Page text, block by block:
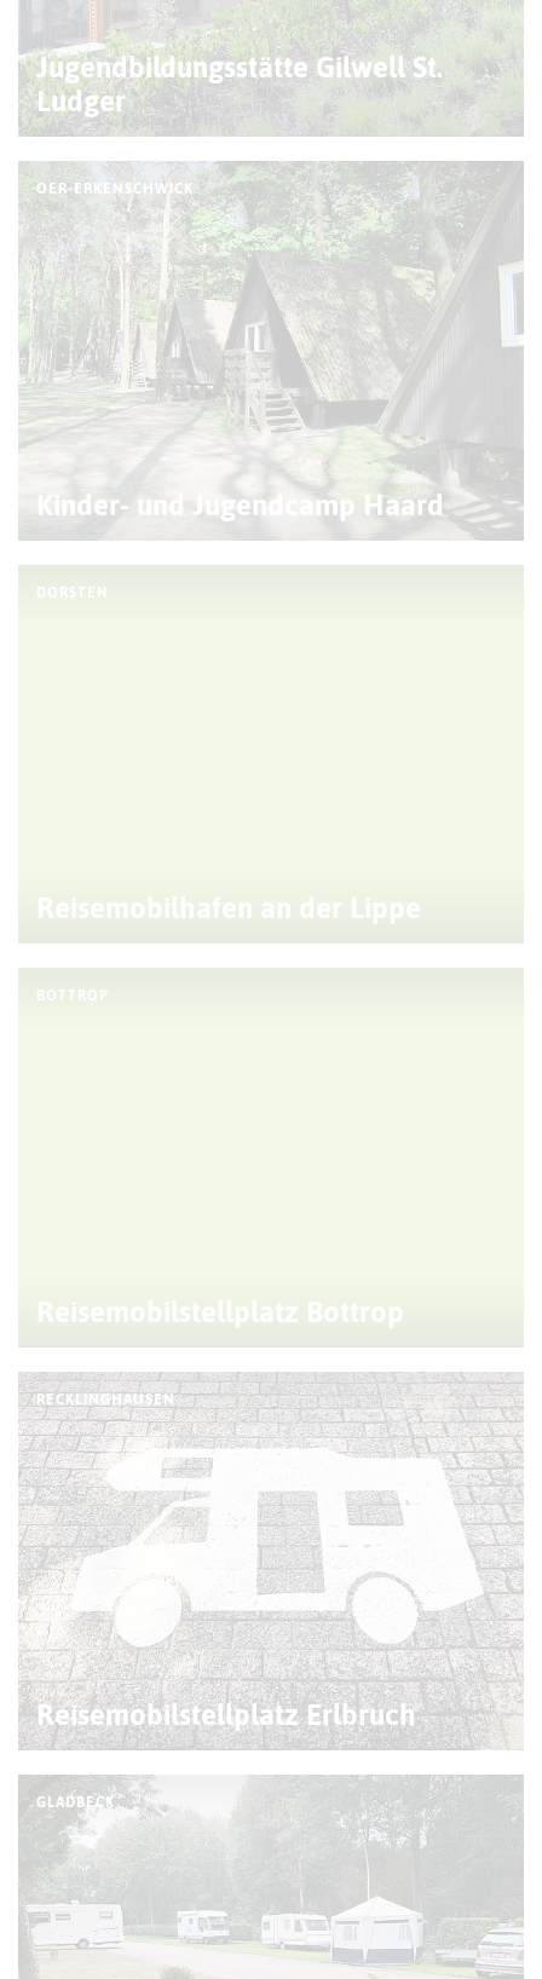
Jugendbildungsstätte Gilwell St.
Ludger
OER-ERKENSCHWICK
Kinder- und Jugendcamp Haard
DORSTEN
Reisemobilhafen an der Lippe
BOTTROP
Reisemobilstellplatz Bottrop
RECKLINGHAUSEN
Reisemobilstellplatz Erlbruch
GLADBECK